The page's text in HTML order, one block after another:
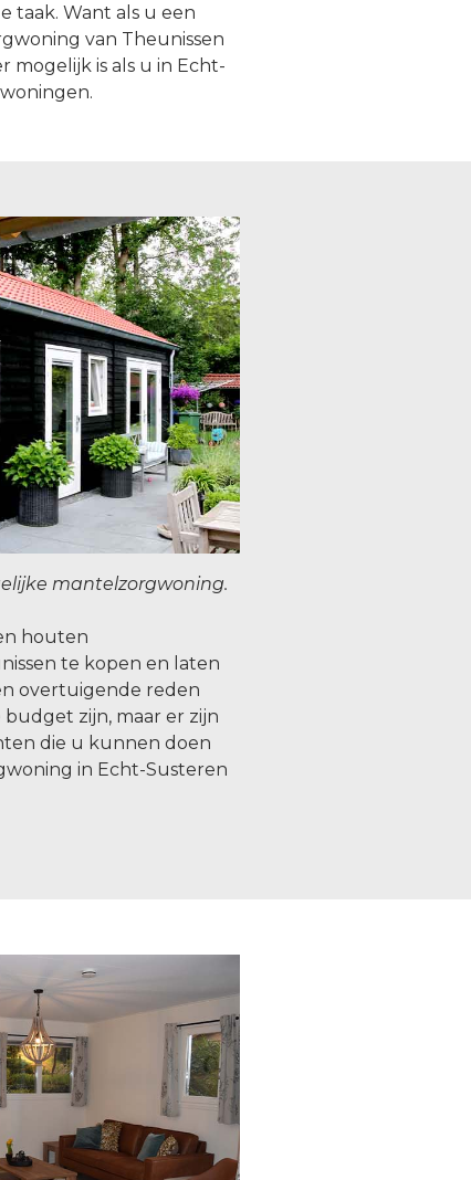
taak. Want als u een
van Theunissen
mogelijk is als u in Echt-
mantelzorgwoning.
houten
te kopen en laten
overtuigende reden
zijn, maar er zijn
die u kunnen doen
in Echt-Susteren